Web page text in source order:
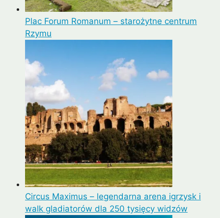
Plac Forum Romanum – starożytne centrum
Rzymu
Circus Maximus – legendarna arena igrzysk i
walk gladiatorów dla 250 tysięcy widzów